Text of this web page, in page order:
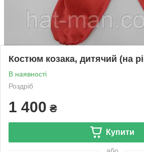
Костюм козака, дитячий (на
В наявності
Роздріб
1 400 ₴
Купити
або